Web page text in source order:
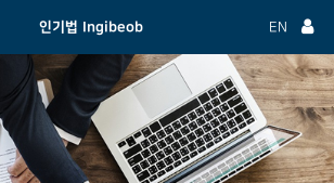
인기법 Ingibeob EN